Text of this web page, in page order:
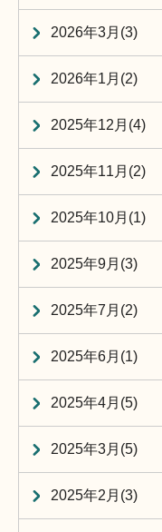
2026年3月(3)
2026年1月(2)
2025年12月(4)
2025年11月(2)
2025年10月(1)
2025年9月(3)
2025年7月(2)
2025年6月(1)
2025年4月(5)
2025年3月(5)
2025年2月(3)